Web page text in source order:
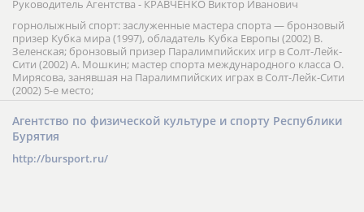
Руководитель Агентства - КРАВЧЕНКО Виктор Иванович
горнолыжный спорт: заслуженные мастера спорта — бронзовый
призер Кубка мира (1997), обладатель Кубка Европы (2002) В.
Зеленская; бронзовый призер Паралимпийских игр в Солт-Лейк-
Сити (2002) А. Мошкин; мастер спорта международного класса О.
Мирясова, занявшая на Паралимпийских играх в Солт-Лейк-Сити
(2002) 5-е место;
Агентство по физической культуре и спорту Республики
Бурятия
http://bursport.ru/